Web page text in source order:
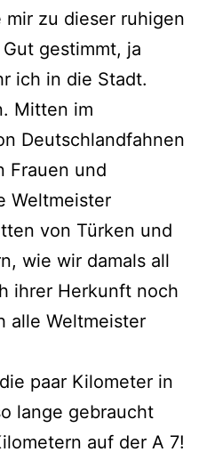
zu dieser ruhigen
gestimmt, ja
ich in die Stadt.
Mitten im
Deutschlandfahnen
Frauen und
Weltmeister
von Türken und
wie wir damals all
ihrer Herkunft noch
alle Weltmeister
paar Kilometer in
lange gebraucht
auf der A 7!